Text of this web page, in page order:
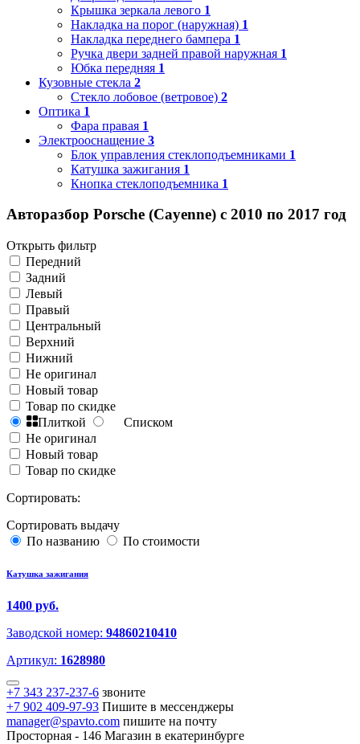
Крышка зеркала левого 1
Накладка на порог (наружная) 1
Накладка переднего бампера 1
Ручка двери задней правой наружная 1
Юбка передняя 1
Кузовные стекла 2
Стекло лобовое (ветровое) 2
Оптика 1
Фара правая 1
Электрооснащение 3
Блок управления стеклоподъемниками 1
Катушка зажигания 1
Кнопка стеклоподъемника 1
Авторазбор Porsche (Cayenne) с 2010 по 2017 год
Открыть фильтр
Передний
Задний
Левый
Правый
Центральный
Верхний
Нижний
Не оригинал
Новый товар
Товар по скидке
Плиткой
Списком
Не оригинал
Новый товар
Товар по скидке
Сортировать:
Сортировать выдачу
По названию
По стоимости
Катушка зажигания
1400 руб.
Заводской номер: 94860210410
Артикул: 1628980
+7 343 237-237-6 звоните
+7 902 409-97-93 Пишите в мессенджеры
manager@spavto.com пишите на почту
Просторная - 146 Магазин в екатеринбурге